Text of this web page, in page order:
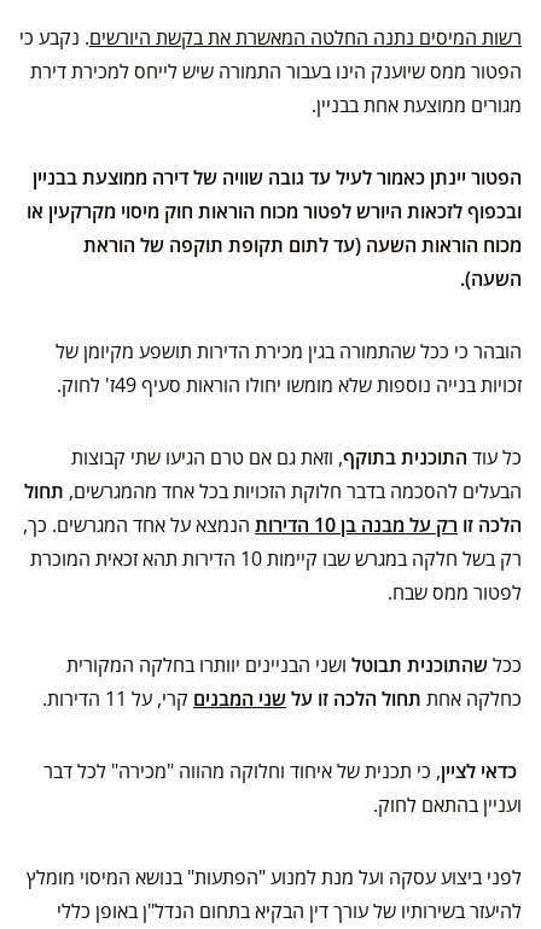
רשות המיסים נתנה החלטה המאשרת את בקשת היורשים. נקבע כי
הפטור ממס שיוענק הינו בעבור התמורה שיש לייחס למכירת דירת
מגורים ממוצעת אחת בבניין.
הפטור יינתן כאמור לעיל עד גובה שוויה של דירה ממוצעת בבניין
ובכפוף לזכאות היורש לפטור מכוח הוראות חוק מיסוי מקרקעין או
מכוח הוראות השעה (עד לתום תקופת תוקפה של הוראת
השעה).
הובהר כי ככל שהתמורה בגין מכירת הדירות תושפע מקיומן של
זכויות בנייה נוספות שלא מומשו יחולו הוראות סעיף 49ז' לחוק.
כל עוד התוכנית בתוקף, וזאת גם אם טרם הגיעו שתי קבוצות
הבעלים להסכמה בדבר חלוקת הזכויות בכל אחד מהמגרשים, תחול
הלכה זו רק על מבנה בן 10 הדירות
הנמצא על אחד המגרשים. כך,
רק בשל חלקה במגרש שבו קיימות 10 הדירות תהא זכאית המוכרת
לפטור ממס שבח.
ככלשהתוכנית תבוטל ושני הבניינים יוותרו בחלקה המקורית
כחלקה אחת תחול הלכה זו עלשני המבנים קרי, על 11 הדירות.
כדאי לציין, כי תכנית של איחוד וחלוקה מהווה "מכירה" לכל דבר
ועניין בהתאם לחוק.
לפני ביצוע עסקה ועל מנת למנוע "הפתעות" בנושא המיסוי מומלץ
להיעזר בשירותיו של עורך דין הבקיא בתחום הנדל"ן באופן כללי